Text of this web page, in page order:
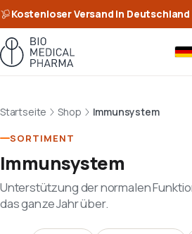
Kostenloser Versand in Deutschland
Startseite Shop Immunsystem
SORTIMENT
Immunsystem
Unterstützung der normalen
das ganze Jahr über.